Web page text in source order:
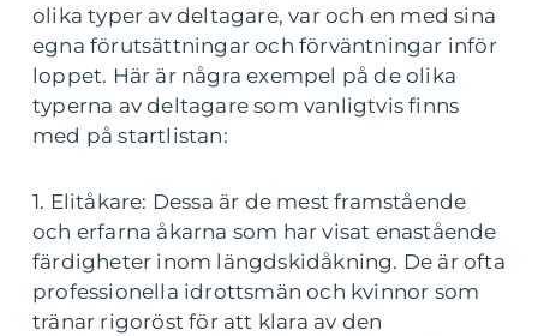
olika typer av deltagare, var och en med sina
egna förutsättningar och förväntningar inför
loppet. Här är några exempel på de olika
typerna av deltagare som vanligtvis finns
med på startlistan:
1. Elitåkare: Dessa är de mest framstående
och erfarna åkarna som har visat enastående
färdigheter inom längdskidåkning. De är ofta
professionella idrottsmän och kvinnor som
tränar rigoröst för att klara av den